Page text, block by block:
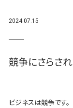
2024.07.15
競争にさらさ
ビジネスは競争です。